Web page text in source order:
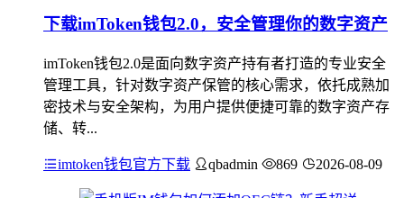
下载imToken钱包2.0，安全管理你的数字资产
imToken钱包2.0是面向数字资产持有者打造的专业安全
管理工具，针对数字资产保管的核心需求，依托成熟加
密技术与安全架构，为用户提供便捷可靠的数字资产存
储、转...
imtoken钱包官方下载 qbadmin 869 2026-08-09